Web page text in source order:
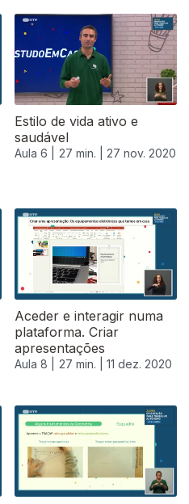
Estilo de vida ativo e
saudável
Aula 6 | 27 min. | 27 nov. 2020
Aceder e interagir numa
plataforma. Criar
apresentações
Aula 8 | 27 min. | 11 dez. 2020